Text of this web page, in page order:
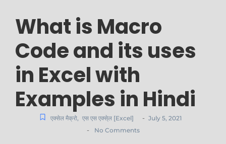
What is Macro
Code and its uses
in Excel with
Examples in Hindi
एक्सेल मैक्रो, एस एस एक्से्ल [Excel] - July 5, 2021
- No Comments